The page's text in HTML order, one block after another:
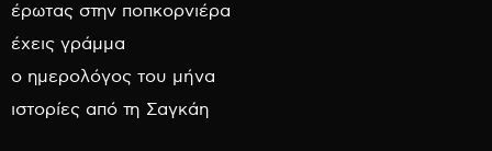
έρωτας στην ποπκορνιέρα
έχεις γράμμα
ο ημερολόγος του μήνα
ιστορίες από τη Σαγκάη